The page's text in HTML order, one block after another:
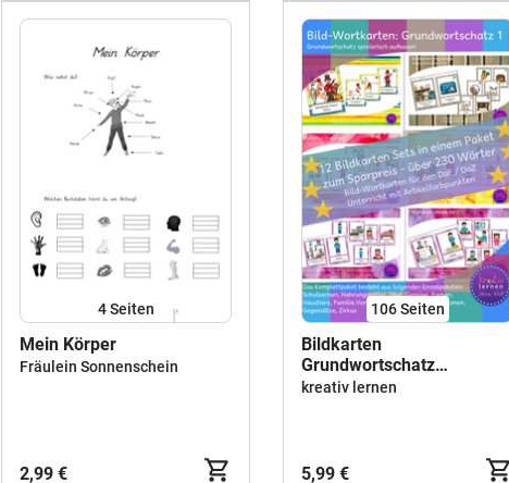
4Seiten
Mein Körper
Fräulein Sonnenschein
2,99 €
106Seiten
Bildkarten
Grundwortschatz
Komplettpaket 1
kreativ lernen
5,99 €